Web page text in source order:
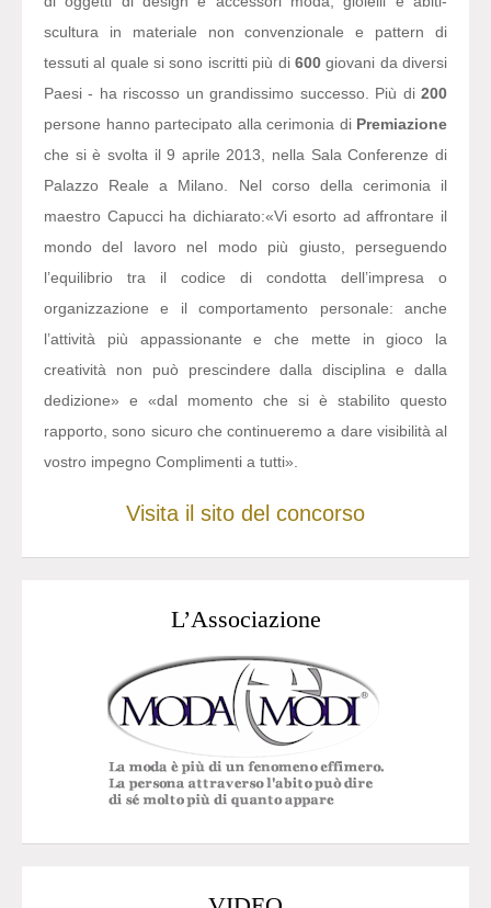
scultura in materiale non convenzionale e pattern di
tessuti al quale si sono iscritti più di 600giovani da diversi
Paesi - ha riscosso un grandissimo successo. Più di 200
persone hanno partecipato alla cerimonia di Premiazione
che si è svolta il 9 aprile 2013, nella Sala Conferenze di
Palazzo Reale a Milano. Nel corso della cerimonia il
maestro Capucci ha dichiarato:«Vi esorto ad affrontare il
mondo del lavoro nel modo più giusto, perseguendo
l’equilibrio tra il codice di condotta dell’impresa o
organizzazione e il comportamento personale: anche
l’attività più appassionante e che mette in gioco la
creatività non può prescindere dalla disciplina e dalla
dedizione» e «dal momento che si è stabilito questo
rapporto, sono sicuro che continueremo a dare visibilità al
vostro impegno Complimenti a tutti».
Visita il sito del concorso
L’Associazione